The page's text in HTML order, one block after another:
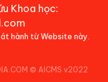
Khoa học:
hành từ Website này.
© AICMS v2022